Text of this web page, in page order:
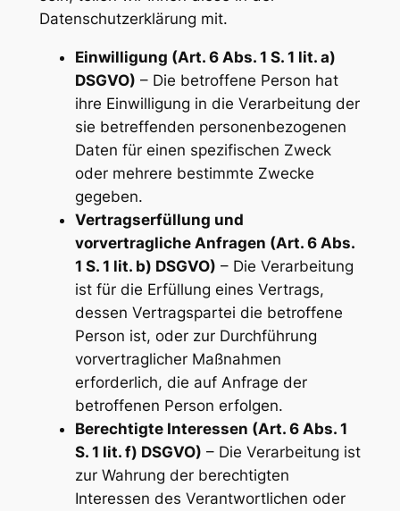
Datenschutzerklärung mit.
Einwilligung (Art. 6 Abs. 1 S. 1 lit. a)
DSGVO) – Die betroffene Person hat
ihre Einwilligung in die Verarbeitung der
sie betreffenden personenbezogenen
Daten für einen spezifischen Zweck
oder mehrere bestimmte Zwecke
gegeben.
Vertragserfüllung und
vorvertragliche Anfragen (Art. 6 Abs.
1 S. 1 lit. b) DSGVO) – Die Verarbeitung
ist für die Erfüllung eines Vertrags,
dessen Vertragspartei die betroffene
Person ist, oder zur Durchführung
vorvertraglicher Maßnahmen
erforderlich, die auf Anfrage der
betroffenen Person erfolgen.
Berechtigte Interessen (Art. 6 Abs. 1
S. 1 lit. f) DSGVO) – Die Verarbeitung ist
zur Wahrung der berechtigten
Interessen des Verantwortlichen oder